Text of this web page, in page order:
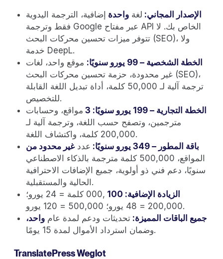
الإصدار المجاني: لغة واحدة إضافية، الترجمة اليدوية
فقط وترجمة Google عبر مفتاح API الخاص بك. لا
تتوفر ميزات تحسين محركات البحث (SEO)، ولا
خدمة DeepL.
الخطة الشخصية – 99 يورو سنويًا:
موقع واحد، لغات
غير محدودة، حزمة تحسين محركات البحث (SEO)،
ترجمة آلية لـ 50,000 كلمة، أداة تبديل اللغة القابلة
للتخصيص.
الخطة التجارية – 199 يورو سنويًا: 3
مواقع، وحسابات
مترجمين، وتصفح حسب اللغة، وترجمة آلية لـ
200,000 كلمة، واكتشاف اللغة.
باقة المطور – 349 يورو سنويًا:
عددغير محدود من
المواقع، 500,000 كلمة مترجمة بالذكاء الاصطناعي
سنويًا، دعم فني ذو أولوية، جميع الإضافات الاحترافية
الحالية والمستقبلية.
الزيادة الإضافية: 100
,000 كلمة = 24 يورو؛
200,000 = 48 يورو؛ 500,000 = 120 يورو.
جميع الباقات المميزة: تحديثات ودعم لمدة عام واحد،
وضمان استرداد الأموال لمدة 15 يومًا.
TranslatePress Weglot